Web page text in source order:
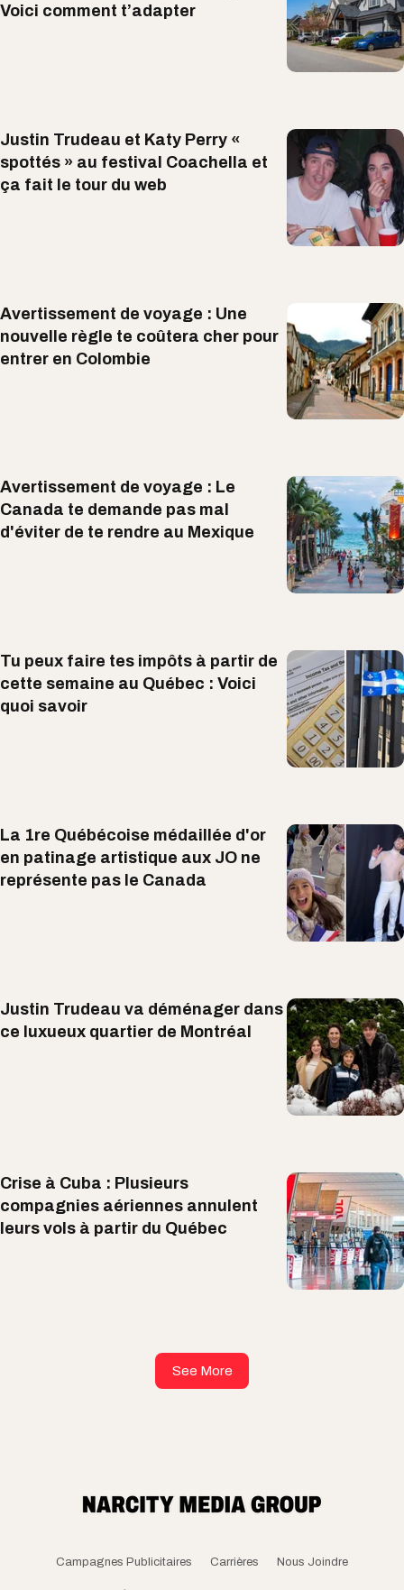
Voici comment t’adapter
Justin Trudeau et Katy Perry «
spottés » au festival Coachella et
ça fait le tour du web
Avertissement de voyage : Une
nouvelle règle te coûtera cher pour
entrer en Colombie
Avertissement de voyage : Le
Canada te demande pas mal
d'éviter de te rendre au Mexique
Tu peux faire tes impôts à partir de
cette semaine au Québec : Voici
quoi savoir
La 1re Québécoise médaillée d'or
en patinage artistique aux JO ne
représente pas le Canada
Justin Trudeau va déménager dans
ce luxueux quartier de Montréal
Crise à Cuba : Plusieurs
compagnies aériennes annulent
leurs vols à partir du Québec
See More
Campagnes Publicitaires Carrières Nous Joindre